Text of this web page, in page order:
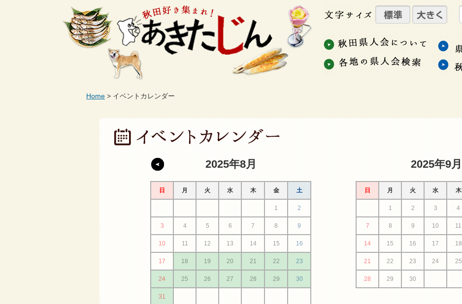
Home イベントカレンダー
2025年8月
日 月 火 水 木 金 土
1 2
3 4 5 6 7 8 9
10 11 12 13 14 15 16
17 18 19 20 21 22 23
24 25 26 27 28 29 30
31
2025年9月
日 月 火 水 木
1 2 3 4
7 8 9 10 11
14 15 16 17 18
21 22 23 24 25
28 29 30